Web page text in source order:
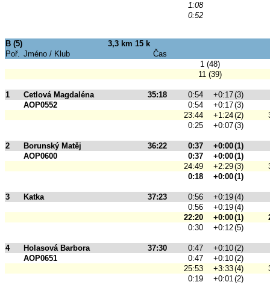
1:08
0:52
B (5)
3,3 km 15 k
Poř. Jméno / Klub
Čas
1 (48)
11 (39)
1 Cetlová Magdaléna 35:18 0:54 +0:17(3)
AOP0552
0:54 +0:17(3)
23:44
+1:24(2)
0:25
+0:07(3)
2 Borunský Matěj 36:22 0:37 +0:00(1)
AOP0600
0:37 +0:00(1)
24:49
+2:29(3)
0:18
+0:00(1)
3 Katka 37:23 0:56 +0:19(4)
0:56
+0:19(4)
22:20
+0:00(1)
0:30
+0:12(5)
4 Holasová Barbora 37:30 0:47 +0:10(2)
AOP0651
0:47 +0:10(2)
25:53
+3:33(4)
0:19
+0:01(2)